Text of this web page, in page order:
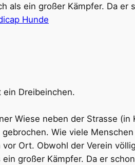
als ein großer Kämpfer. Da er
Hunde
ein Dreibeinchen.
Wiese neben der Strasse
Wie viele
Ort. Obwohl der Verein
großer Kämpfer. Da er